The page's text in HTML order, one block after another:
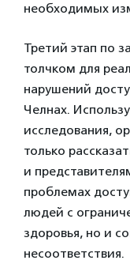
необходимых
Третий этап по
толчком для
нарушений
Челнах.
исследования,
только
и
проблемах
людей с
здоровья, но и
несоответствия.